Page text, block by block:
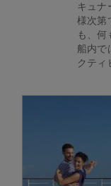
キュナ
様次第
も、何
船内で
クティ